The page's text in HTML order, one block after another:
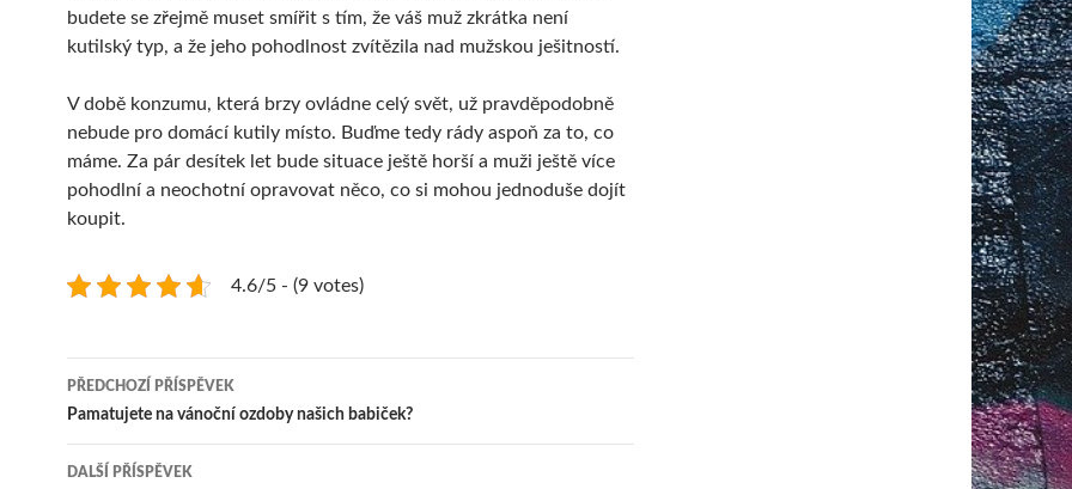
budete se zřejmě muset smířit s tím, že váš muž zkrátka není
kutilský typ, a že jeho pohodlnost zvítězila nad mužskou ješitností.
V době konzumu, která brzy ovládne celý svět, už pravděpodobně
nebude pro domácí kutily místo. Buďme tedy rády aspoň za to, co
máme. Za pár desítek let bude situace ještě horší a muži ještě více
pohodlní a neochotní opravovat něco, co si mohou jednoduše dojít
koupit.
4.6/5 - (9 votes)
Navigace
pro
příspěvky
PŘEDCHOZÍ PŘÍSPĚVEK
Pamatujete na vánoční ozdoby našich babiček?
DALŠÍ PŘÍSPĚVEK